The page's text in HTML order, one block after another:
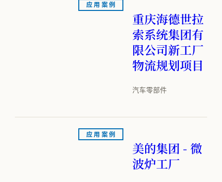
应用案例
重庆海德世拉
索系统集团有
限公司新工厂
物流规划项目
汽车零部件
应用案例
美的集团 - 微
波炉工厂